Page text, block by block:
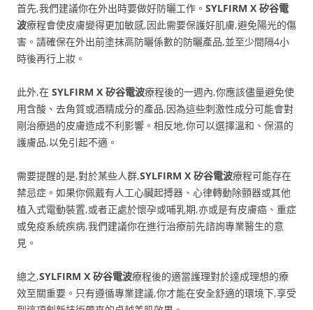
首先,我們建議你在外出時要做好防曬工作。 SYLFIRM X 矽谷電
波療程會使皮膚變得更加敏感,因此需要保護好肌膚,避免陽光的傷
害。請確保在外出前塗抹高防曬係數的防曬產品,並至少間隔4小
時後再行上妝。
此外,在 SYLFIRM X 矽谷電波療程後的一週內,你應該儘量避免使
用含酸、去角質或酒精成分的產品,因為這些刺激性成分可能會對
剛治療過的皮膚造成不利影響。相反地,你可以選擇溫和、保濕的
護膚品,以免引起不適。
需要提醒的是,對於某些人群,SYLFIRM X 矽谷電波療程可能存在
禁忌症。如果你佩戴有人工心臟起搏器、心律轉動除顫器或其他
植入式電動裝置,或者正處於懷孕或哺乳期,亦或是有皮膚癌、重症
或免疫系統疾病,我們建議你在進行治療前先諮詢專業醫生的意
見。
總之,SYLFIRM X 矽谷電波療程後的適當護理對於達成理想的療
效至關重要。只有遵循專業建議,你才能在安全舒適的環境下,享受